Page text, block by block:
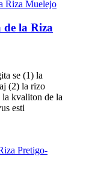
la Riza
se (1) la
(2) la rizo
la kvaliton de la
esti